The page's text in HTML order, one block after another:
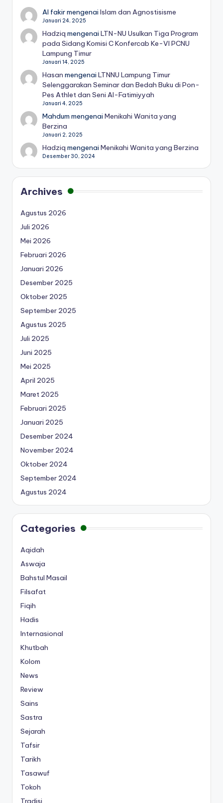
Al fakirmengenaiIslam dan Agnostisisme
Januari 24, 2025
Hadziq mengenaiLTN-NU Usulkan Tiga Program
pada Sidang Komisi C Konfercab Ke-VI PCNU
Lampung Timur
Januari 14, 2025
Hasan mengenaiLTNNU Lampung Timur
Selenggarakan Seminar dan Bedah Buku di Pon-
Pes Athlet dan Seni Al-Fatimiyyah
Januari 4, 2025
Mahdum mengenaiMenikahi Wanita yang
Berzina
Januari 2, 2025
Hadziq mengenaiMenikahi Wanita yang Berzina
Desember 30, 2024
Archives
Agustus 2026
Juli 2026
Mei 2026
Februari 2026
Januari 2026
Desember 2025
Oktober 2025
September 2025
Agustus 2025
Juli 2025
Juni 2025
Mei 2025
April 2025
Maret 2025
Februari 2025
Januari 2025
Desember 2024
November 2024
Oktober 2024
September 2024
Agustus 2024
Categories
Aqidah
Aswaja
Bahstul Masail
Filsafat
Fiqih
Hadis
Internasional
Khutbah
Kolom
News
Review
Sains
Sastra
Sejarah
Tafsir
Tarikh
Tasawuf
Tokoh
Tradisi